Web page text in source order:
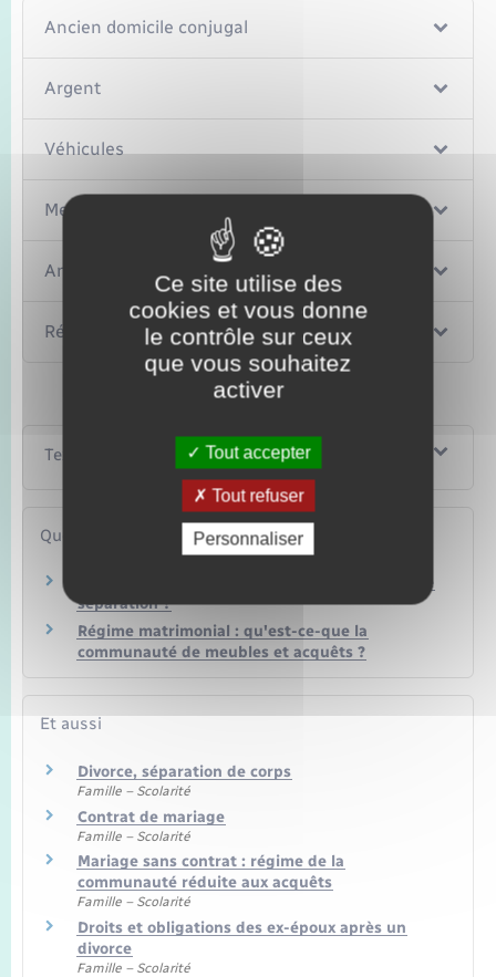
Ancien domicile conjugal
Argent
Véhicules
Meubles
Animaux de compagnie
Résidences secondaires et biens loués
Textes de référence
Questions ? Réponses !
Que devient un animal de compagnie en cas de
séparation ?
Régime matrimonial : qu'est-ce-que la
communauté de meubles et acquêts ?
Et aussi
Divorce, séparation de corps
Famille – Scolarité
Contrat de mariage
Famille – Scolarité
Mariage sans contrat : régime de la
communauté réduite aux acquêts
Famille – Scolarité
Droits et obligations des ex-époux après un
divorce
Famille – Scolarité
Ce site utilise des
cookies et vous donne
le contrôle sur ceux
que vous souhaitez
activer
Tout accepter
Tout refuser
Personnaliser